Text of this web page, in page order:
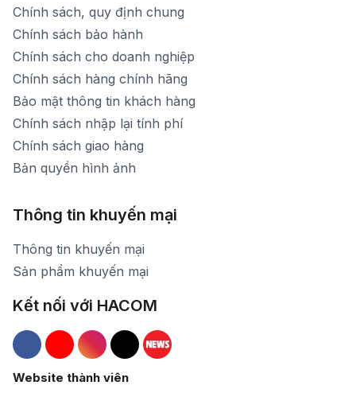
Chính sách, quy định chung
Chính sách bảo hành
Chính sách cho doanh nghiệp
Chính sách hàng chính hãng
Bảo mật thông tin khách hàng
Chính sách nhập lại tính phí
Chính sách giao hàng
Bản quyền hình ảnh
Thông tin khuyến mại
Thông tin khuyến mại
Sản phẩm khuyến mại
Kết nối với HACOM
Hacom Facebook
Hacom YouTube
Hacom Instagram
Hacom TikTok
Website thành viên